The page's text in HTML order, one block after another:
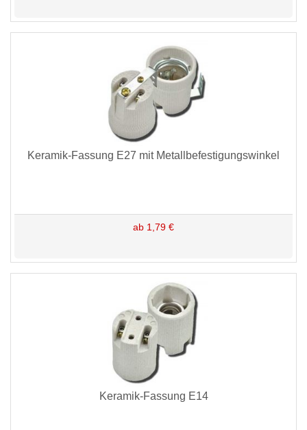
Keramik-Fassung E27 mit Metallbefestigungswinkel
ab 1,79 €
Keramik-Fassung E14